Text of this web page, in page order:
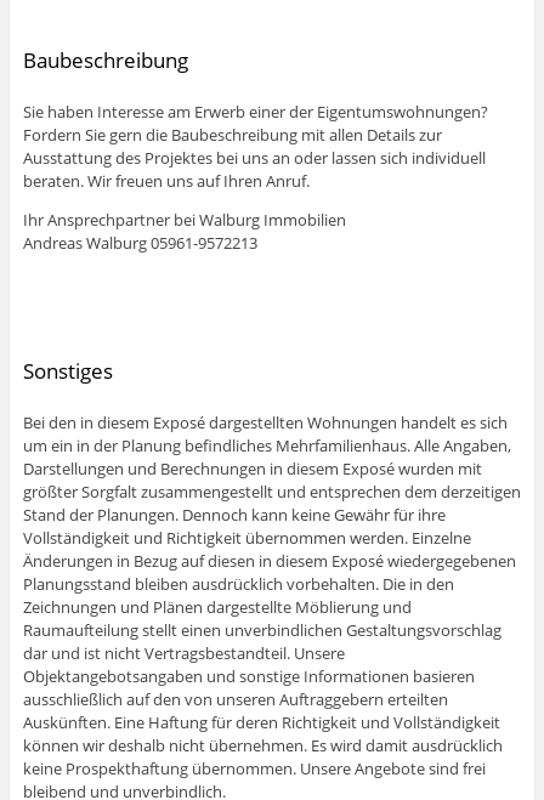
Baubeschreibung
Sie haben Interesse am Erwerb einer der Eigentumswohnungen?
Fordern Sie gern die Baubeschreibung mit allen Details zur
Ausstattung des Projektes bei uns an oder lassen sich individuell
beraten. Wir freuen uns auf Ihren Anruf.
Ihr Ansprechpartner bei Walburg Immobilien
Andreas Walburg 05961-9572213
Sonstiges
Bei den in diesem Exposé dargestellten Wohnungen handelt es sich
um ein in der Planung befindliches Mehrfamilienhaus. Alle Angaben,
Darstellungen und Berechnungen in diesem Exposé wurden mit
größter Sorgfalt zusammengestellt und entsprechen dem derzeitigen
Stand der Planungen. Dennoch kann keine Gewähr für ihre
Vollständigkeit und Richtigkeit übernommen werden. Einzelne
Änderungen in Bezug auf diesen in diesem Exposé wiedergegebenen
Planungsstand bleiben ausdrücklich vorbehalten. Die in den
Zeichnungen und Plänen dargestellte Möblierung und
Raumaufteilung stellt einen unverbindlichen Gestaltungsvorschlag
dar und ist nicht Vertragsbestandteil. Unsere
Objektangebotsangaben und sonstige Informationen basieren
ausschließlich auf den von unseren Auftraggebern erteilten
Auskünften. Eine Haftung für deren Richtigkeit und Vollständigkeit
können wir deshalb nicht übernehmen. Es wird damit ausdrücklich
keine Prospekthaftung übernommen. Unsere Angebote sind frei
bleibend und unverbindlich.